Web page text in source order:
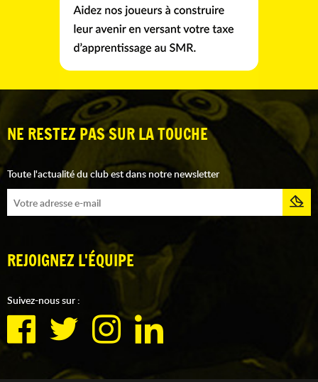
NE RESTEZ PAS SUR LA TOUCHE
Toute l'actualité du club est dans notre newsletter
REJOIGNEZ L'ÉQUIPE
Suivez-nous sur :